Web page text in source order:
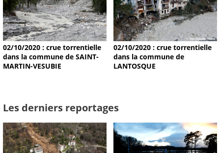
02/10/2020 : crue torrentielle
dans la commune de SAINT-
MARTIN-VESUBIE
02/10/2020 : crue torrentielle
dans la commune de
LANTOSQUE
Les derniers reportages